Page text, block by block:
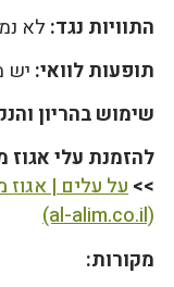
התוויות נגד: לא
תופעות לוואי: יש
שימוש בהריון
להזמנת עלי אגוז
>>
(al-alim.co.il)
מקורות: